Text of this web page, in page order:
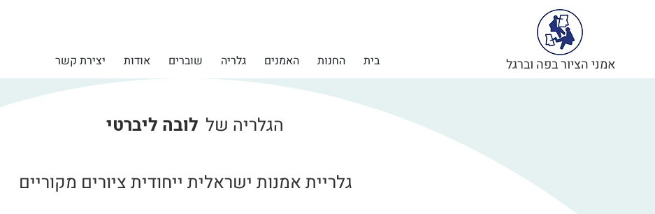
בית החנות האמנים גלריה שוברים אודות יצירת קשר אמני הציור בפה וברגל
הגלריה של לובה ליברטי
גלריית אמנות ישראלית ייחודית ציורים מקוריים